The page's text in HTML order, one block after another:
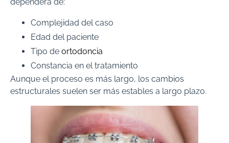
Complejidad del caso
Edad del paciente
Tipo de ortodoncia
Constancia en el tratamiento
Aunque el proceso es más largo, los cambios
estructurales suelen ser más estables a largo plazo.